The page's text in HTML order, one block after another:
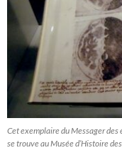
Cet exemplaire du Messager
se trouve au Musée d’Histoire